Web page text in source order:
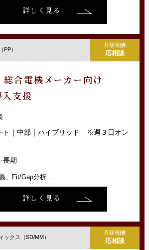
詳しく見る
PP）
月額報酬
応相談
総合電機メーカー向け
支援
ト｜中部｜ハイブリッド ※週３日オン
長期
、Fit/Gap分析...
詳しく見る
ックス（SD/MM）
月額報酬
応相談